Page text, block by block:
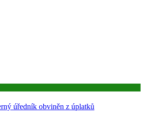
úředník obviněn z úplatků